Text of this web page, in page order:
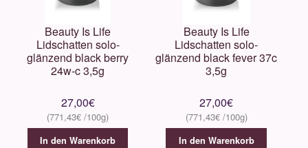
Beauty Is Life
Lidschatten solo-
glänzend black berry
24w-c 3,5g
27,00€
771,43€
In den Warenkorb
Beauty Is Life
Lidschatten solo-
glänzend black fever 37c
3,5g
27,00€
771,43€
In den Warenkorb